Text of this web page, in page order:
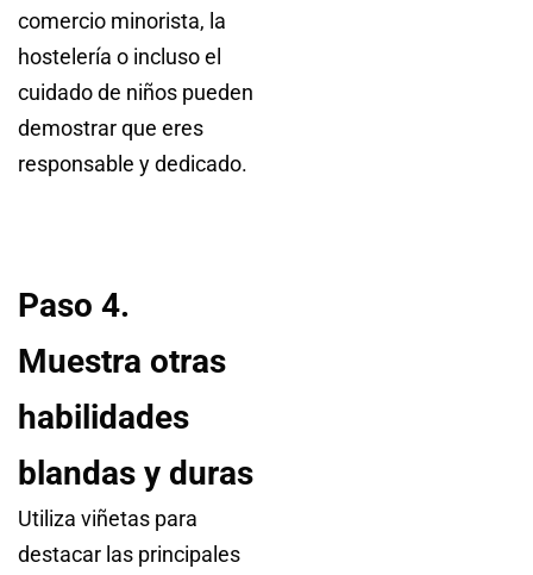
comercio minorista, la
hostelería o incluso el
cuidado de niños pueden
demostrar que eres
responsable y dedicado.
Paso 4.
Muestra otras
habilidades
blandas y duras
Utiliza viñetas para
destacar las principales